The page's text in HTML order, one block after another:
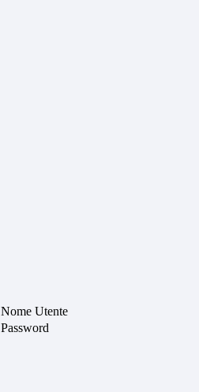
Nome Utente
Password